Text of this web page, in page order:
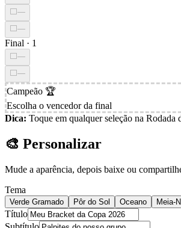
⬜—
⬜—
Final · 1
⬜—
⬜—
Campeão 🏆
Escolha o vencedor da final
Dica: Toque em qualquer seleção na Rodada
🎨 Personalizar
Mude a aparência, depois baixe ou
Tema
Verde Gramado Pôr do Sol Oceano Meia-
Título